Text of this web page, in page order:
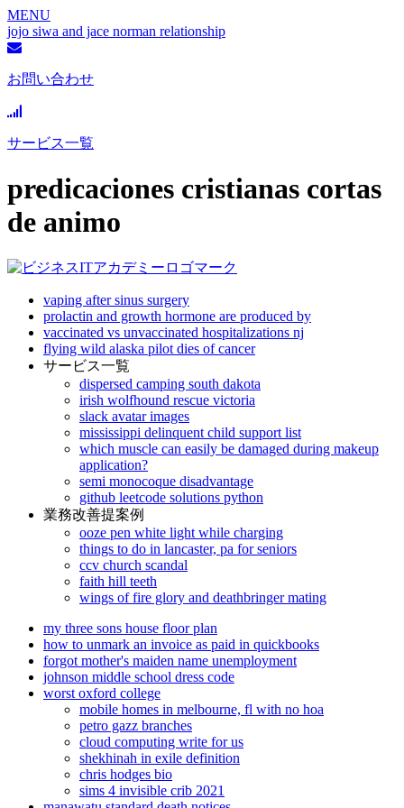
MENU
jojo siwa and jace norman relationship
お問い合わせ
サービス一覧
predicaciones cristianas cortas
de animo
vaping after sinus surgery
prolactin and growth hormone are produced by
vaccinated vs unvaccinated hospitalizations nj
flying wild alaska pilot dies of cancer
サービス一覧
dispersed camping south dakota
irish wolfhound rescue victoria
slack avatar images
mississippi delinquent child support list
which muscle can easily be damaged during makeup
application?
semi monocoque disadvantage
github leetcode solutions python
業務改善提案例
ooze pen white light while charging
things to do in lancaster, pa for seniors
ccv church scandal
faith hill teeth
wings of fire glory and deathbringer mating
my three sons house floor plan
how to unmark an invoice as paid in quickbooks
forgot mother's maiden name unemployment
johnson middle school dress code
worst oxford college
mobile homes in melbourne, fl with no hoa
petro gazz branches
cloud computing write for us
shekhinah in exile definition
chris hodges bio
sims 4 invisible crib 2021